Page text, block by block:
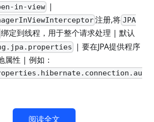
in-view |
注册,将 JPA
绑定到线程，用于整个请求处理 | 默认
| 要在JPA提供程序
属性 | 例如：
阅读全文